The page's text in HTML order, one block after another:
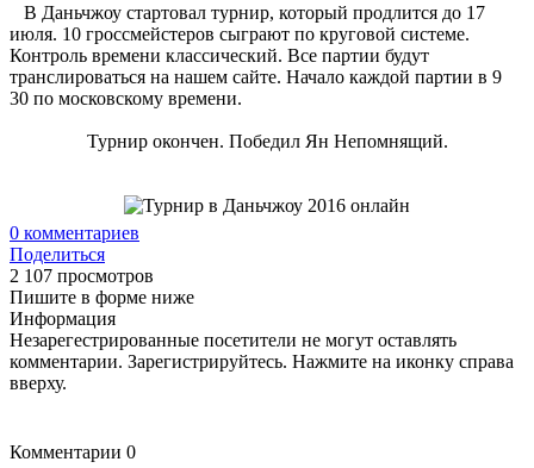
В Даньчжоу стартовал турнир, который продлится до 17
июля. 10 гроссмейстеров сыграют по круговой системе.
Контроль времени классический. Все партии будут
транслироваться на нашем сайте. Начало каждой партии в 9
30 по московскому времени.
Турнир окончен. Победил Ян Непомнящий.
0 комментариев
Поделиться
2 107 просмотров
Пишите в форме ниже
Информация
Незарегестрированные посетители не могут оставлять
комментарии. Зарегистрируйтесь. Нажмите на иконку справа
вверху.
Комментарии 0